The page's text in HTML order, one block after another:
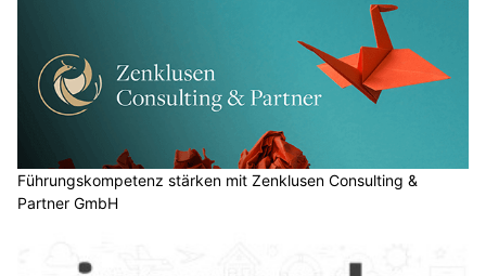
Führungskompetenz stärken mit Zenklusen Consulting &
Partner GmbH